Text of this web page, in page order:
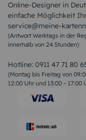
Online-Designer in
einfache Möglichkeit
service@meine-
(Antwort Werktags in der
innerhalb von 24 Stunden)
Hotline: 0911 47 71 80
(Montag bis Freitag von
12:00 Uhr und 13:00 – 17:00
Sommer Sprüche
Muttertagssprüche
Sprüche zur Hochzeit
Sprüche zur Konfirmation &
Weihnachtsgedichte
Liebessprüche
Geburtstagssprüche
Trauersprüche
Konfirmation Glückwünsche